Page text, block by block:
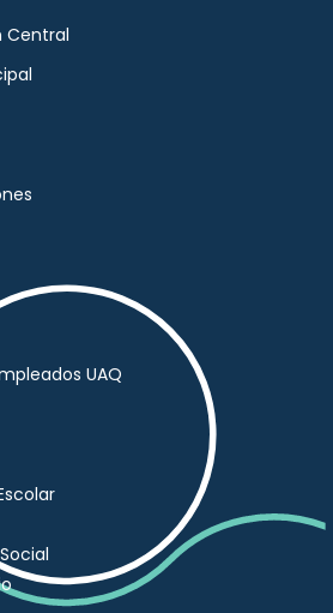
Central
UAQ